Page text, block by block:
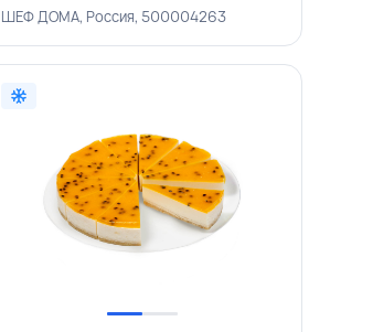
ШЕФ ДОМА, Россия, 500004263